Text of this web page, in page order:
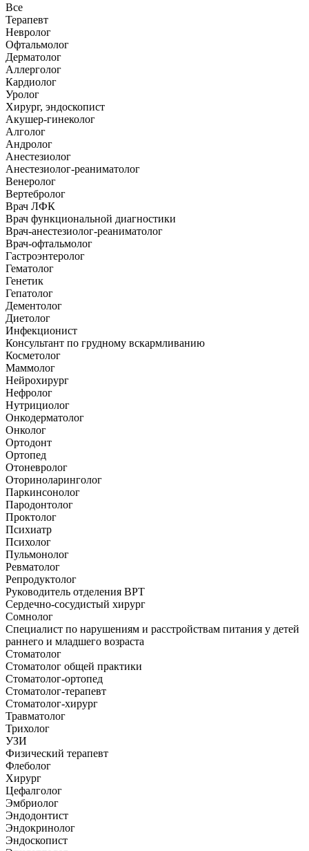
Все
Терапевт
Невролог
Офтальмолог
Дерматолог
Аллерголог
Кардиолог
Уролог
Хирург, эндоскопист
Акушер-гинеколог
Алголог
Андролог
Анестезиолог
Анестезиолог-реаниматолог
Венеролог
Вертебролог
Врач ЛФК
Врач функциональной диагностики
Врач-анестезиолог-реаниматолог
Врач-офтальмолог
Гастроэнтеролог
Гематолог
Генетик
Гепатолог
Дементолог
Диетолог
Инфекционист
Консультант по грудному вскармливанию
Косметолог
Маммолог
Нейрохирург
Нефролог
Нутрициолог
Онкодерматолог
Онколог
Ортодонт
Ортопед
Отоневролог
Оториноларинголог
Паркинсонолог
Пародонтолог
Проктолог
Психиатр
Психолог
Пульмонолог
Ревматолог
Репродуктолог
Руководитель отделения ВРТ
Сердечно-сосудистый хирург
Сомнолог
Специалист по нарушениям и расстройствам питания у детей
раннего и младшего возраста
Стоматолог
Стоматолог общей практики
Стоматолог-ортопед
Стоматолог-терапевт
Стоматолог-хирург
Травматолог
Трихолог
УЗИ
Физический терапевт
Флеболог
Хирург
Цефалголог
Эмбриолог
Эндодонтист
Эндокринолог
Эндоскопист